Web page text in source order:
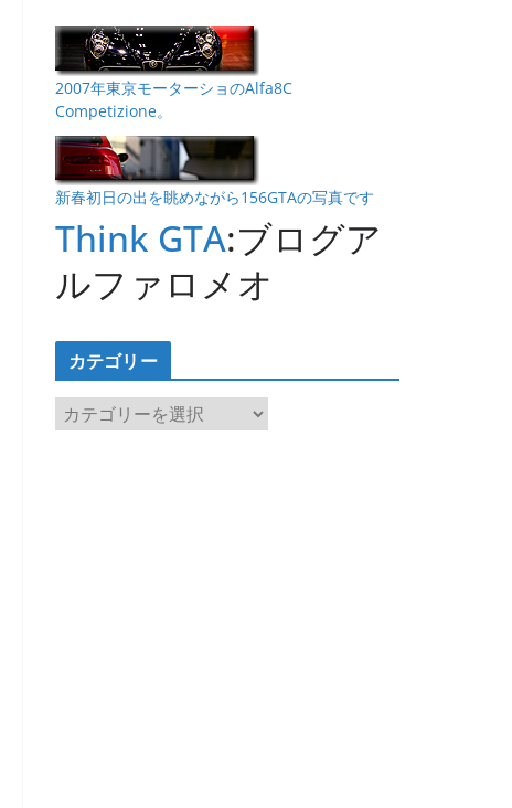
2007年東京モーターショのAlfa8C
Competizione。
新春初日の出を眺めながら156GTAの写真です
Think GTA:ブログア
ルファロメオ
カテゴリー
カ
テ